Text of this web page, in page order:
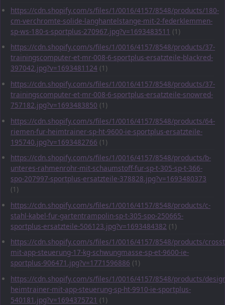
https://cdn.shopify.com/s/files/1/0016/4157/8548/products/180-
cm-verchromte-solide-langhantelstange-mit-2-federklemmen-
sp-ws-180-s-sportplus-270967.jpg?v=1693483511 (1)
https://cdn.shopify.com/s/files/1/0016/4157/8548/products/37-
trainingscomputer-et-mr-008-6-sportplus-ersatzteile-blackred-
397042.jpg?v=1693481124 (1)
https://cdn.shopify.com/s/files/1/0016/4157/8548/products/37-
trainingscomputer-et-mr-008-6-sportplus-ersatzteile-snowred-
757182.jpg?v=1693483850 (1)
https://cdn.shopify.com/s/files/1/0016/4157/8548/products/64-
riemen-fur-heimtrainer-sp-ht-9600-ie-sportplus-ersatzteile-
195740.jpg?v=1693482766 (1)
https://cdn.shopify.com/s/files/1/0016/4157/8548/products/b-
unteres-rahmenrohr-mit-schaumstoff-fur-sp-t-305-sp-t-366-
spo-207997-sportplus-ersatzteile-378828.jpg?v=1693480373
(1)
https://cdn.shopify.com/s/files/1/0016/4157/8548/products/c-
stahl-kabel-fur-gartentrampolin-sp-t-305-spo-250665-
sportplus-ersatzteile-506123.jpg?v=1693484382 (1)
https://cdn.shopify.com/s/files/1/0016/4157/8548/products/
mit-app-steuerung-17-kg-schwungmasse-sp-et-9600-ie-
sportplus-906471.jpg?v=1771596886 (1)
https://cdn.shopify.com/s/files/1/0016/4157/8548/products/
heimtrainer-mit-app-steuerung-sp-ht-9910-ie-sportplus-
540181.jpg?v=1694375721 (1)